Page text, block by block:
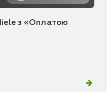
з «Оплатою